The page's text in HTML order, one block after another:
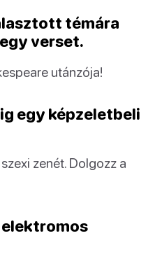
témára
verset.
utánzója!
egy képzeletbeli
zenét. Dolgozz a
elektromos